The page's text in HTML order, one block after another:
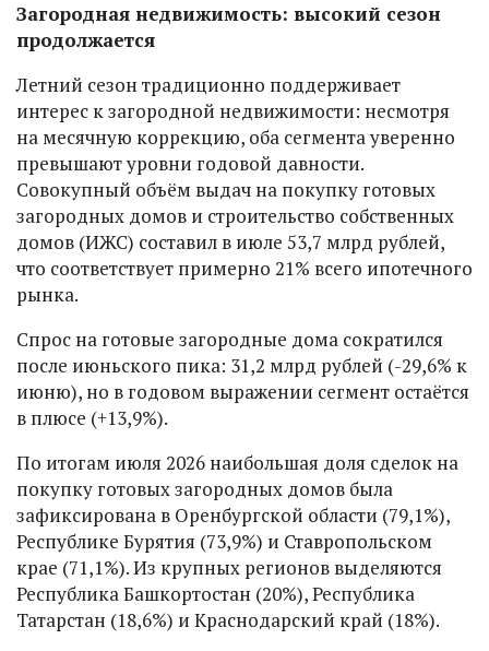
Загородная недвижимость: высокий сезон
продолжается
Летний сезон традиционно поддерживает
интерес к загородной недвижимости: несмотря
на месячную коррекцию, оба сегмента уверенно
превышают уровни годовой давности.
Совокупный объём выдач на покупку готовых
загородных домов и строительство собственных
домов (ИЖС) составил в июле 53,7 млрд рублей,
что соответствует примерно 21% всего ипотечного
рынка.
Спрос на готовые загородные дома сократился
после июньского пика: 31,2 млрд рублей (-29,6% к
июню), но в годовом выражении сегмент остаётся
в плюсе (+13,9%).
По итогам июля 2026 наибольшая доля сделок на
покупку готовых загородных домов была
зафиксирована в Оренбургской области (79,1%),
Республике Бурятия (73,9%) и Ставропольском
крае (71,1%). Из крупных регионов выделяются
Республика Башкортостан (20%), Республика
Татарстан (18,6%) и Краснодарский край (18%).